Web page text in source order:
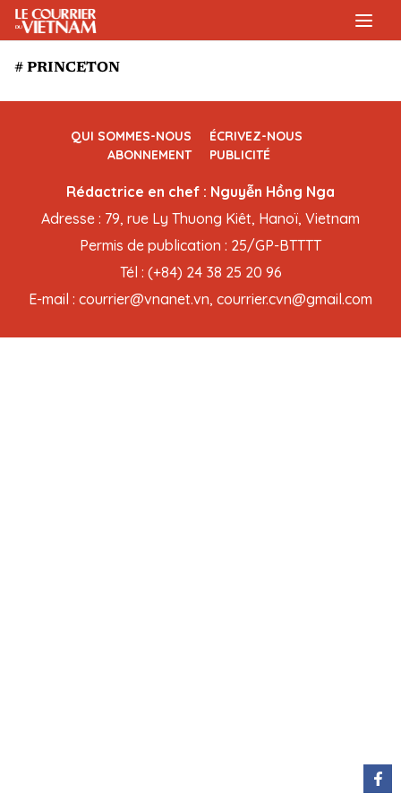
# PRINCETON
QUI SOMMES-NOUS
ÉCRIVEZ-NOUS
ABONNEMENT
PUBLICITÉ
Rédactrice en chef : Nguyễn Hồng Nga
Adresse : 79, rue Ly Thuong Kiêt, Hanoï, Vietnam
Permis de publication : 25/GP-BTTTT
Tél : (+84) 24 38 25 20 96
E-mail : courrier@vnanet.vn, courrier.cvn@gmail.com